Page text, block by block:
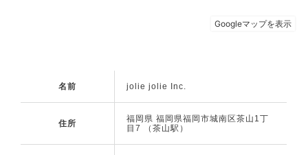
名前 jolie jolie Inc.
住所
福岡県 福岡県福岡市城南区茶山1丁
目7 （茶山駅）